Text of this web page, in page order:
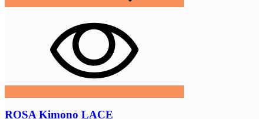
ROSA Kimono LACE